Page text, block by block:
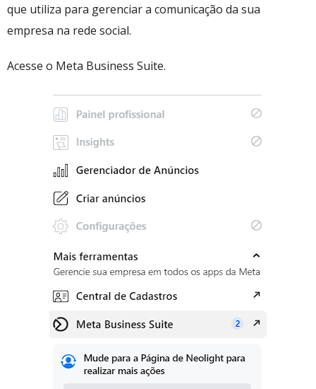
que utiliza para gerenciar a comunicação da sua
empresa na rede social.
Acesse o Meta Business Suite.